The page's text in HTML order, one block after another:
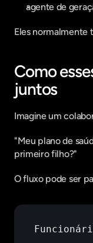
agente de
Eles normalmente
Como
juntos
Imagine um
"Meu plano de
primeiro filho?"
O fluxo pode ser